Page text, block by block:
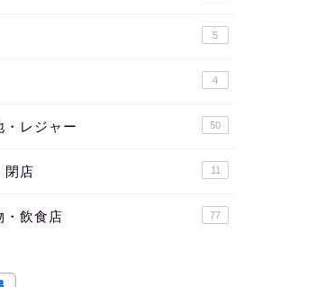
5
4
・レジャー 50
閉店 11
・飲食店 77